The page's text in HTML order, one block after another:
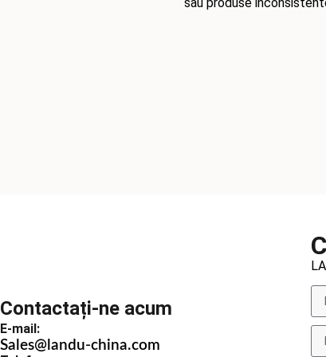
Contactați-ne acum
E-mail:
Sales@landu-china.com